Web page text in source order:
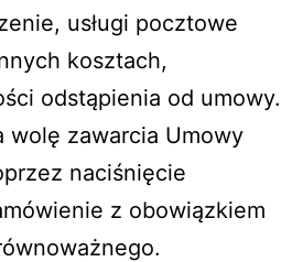
usługi pocztowe
kosztach,
odstąpienia od umowy.
wolę zawarcia Umowy
naciśnięcie
z obowiązkiem